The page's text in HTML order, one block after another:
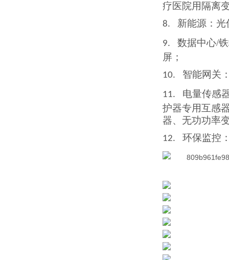
疗医院用隔离
8. 新能源：
9.
数据中心/
屏；
10. 智能网关
11.
电量传感
护器专用互感
器、无功功率
12. 环保监控